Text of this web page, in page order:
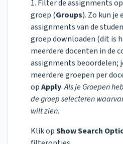
1. Filter de assignments
groep (Groups). Zo kun je
assignments van de
groep downloaden (dit is
meerdere docenten in de
assignments beoordelen;
meerdere groepen per
opApply.Als je Groepen
de groep selecteren
wilt zien.
Klik opShow Search